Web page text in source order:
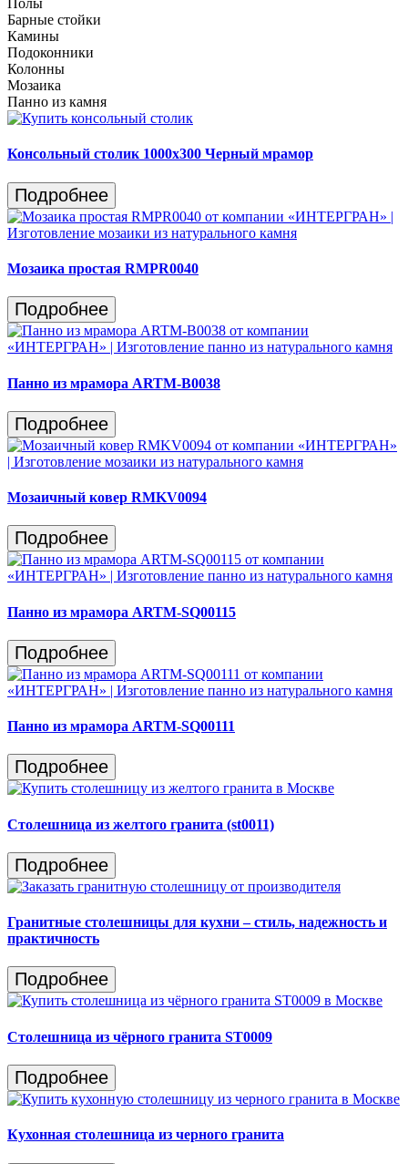
Полы
Барные стойки
Камины
Подоконники
Колонны
Мозаика
Панно из камня
Консольный столик 1000х300 Черный мрамор
Подробнее
Мозаика простая RMPR0040
Подробнее
Панно из мрамора ARTM-B0038
Подробнее
Мозаичный ковер RMKV0094
Подробнее
Панно из мрамора ARTM-SQ00115
Подробнее
Панно из мрамора ARTM-SQ00111
Подробнее
Столешница из желтого гранита (st0011)
Подробнее
Гранитные столешницы для кухни – стиль, надежность и
практичность
Подробнее
Столешница из чёрного гранита ST0009
Подробнее
Кухонная столешница из черного гранита